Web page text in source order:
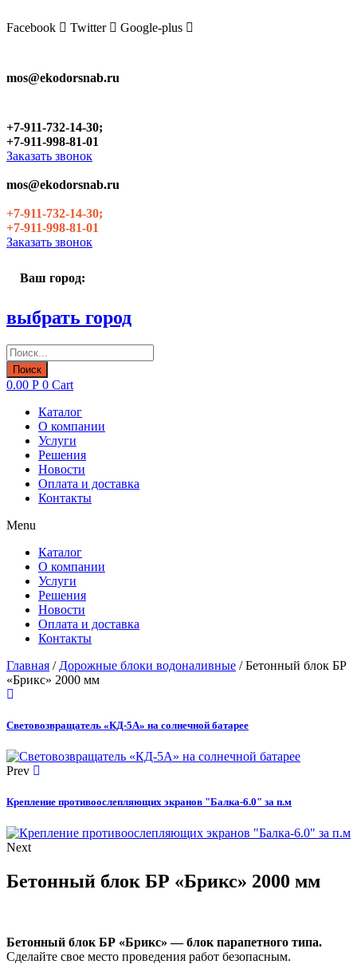
to
Facebook Twitter Google-plus
mos@ekodorsnab.ru
+7-911-732-14-30;
+7-911-998-81-01
Заказать звонок
mos@ekodorsnab.ru
+7-911-732-14-30;
+7-911-998-81-01
Заказать звонок
Ваш город:
выбрать город
Поиск
товаров
Поиск
0.00 Р 0 Cart
Каталог
О компании
Услуги
Решения
Новости
Оплата и доставка
Контакты
Menu
Каталог
О компании
Услуги
Решения
Новости
Оплата и доставка
Контакты
Главная / Дорожные блоки водоналивные / Бетонный блок БР
«Брикс» 2000 мм
Световозвращатель «КД-5А» на солнечной батарее
Prev
Крепление противоослепляющих экранов "Балка-6.0" за п.м
Next
Бетонный блок БР «Брикс» 2000 мм
Бетонный блок БР «Брикс» — блок парапетного типа.
Сделайте свое место проведения работ безопасным.